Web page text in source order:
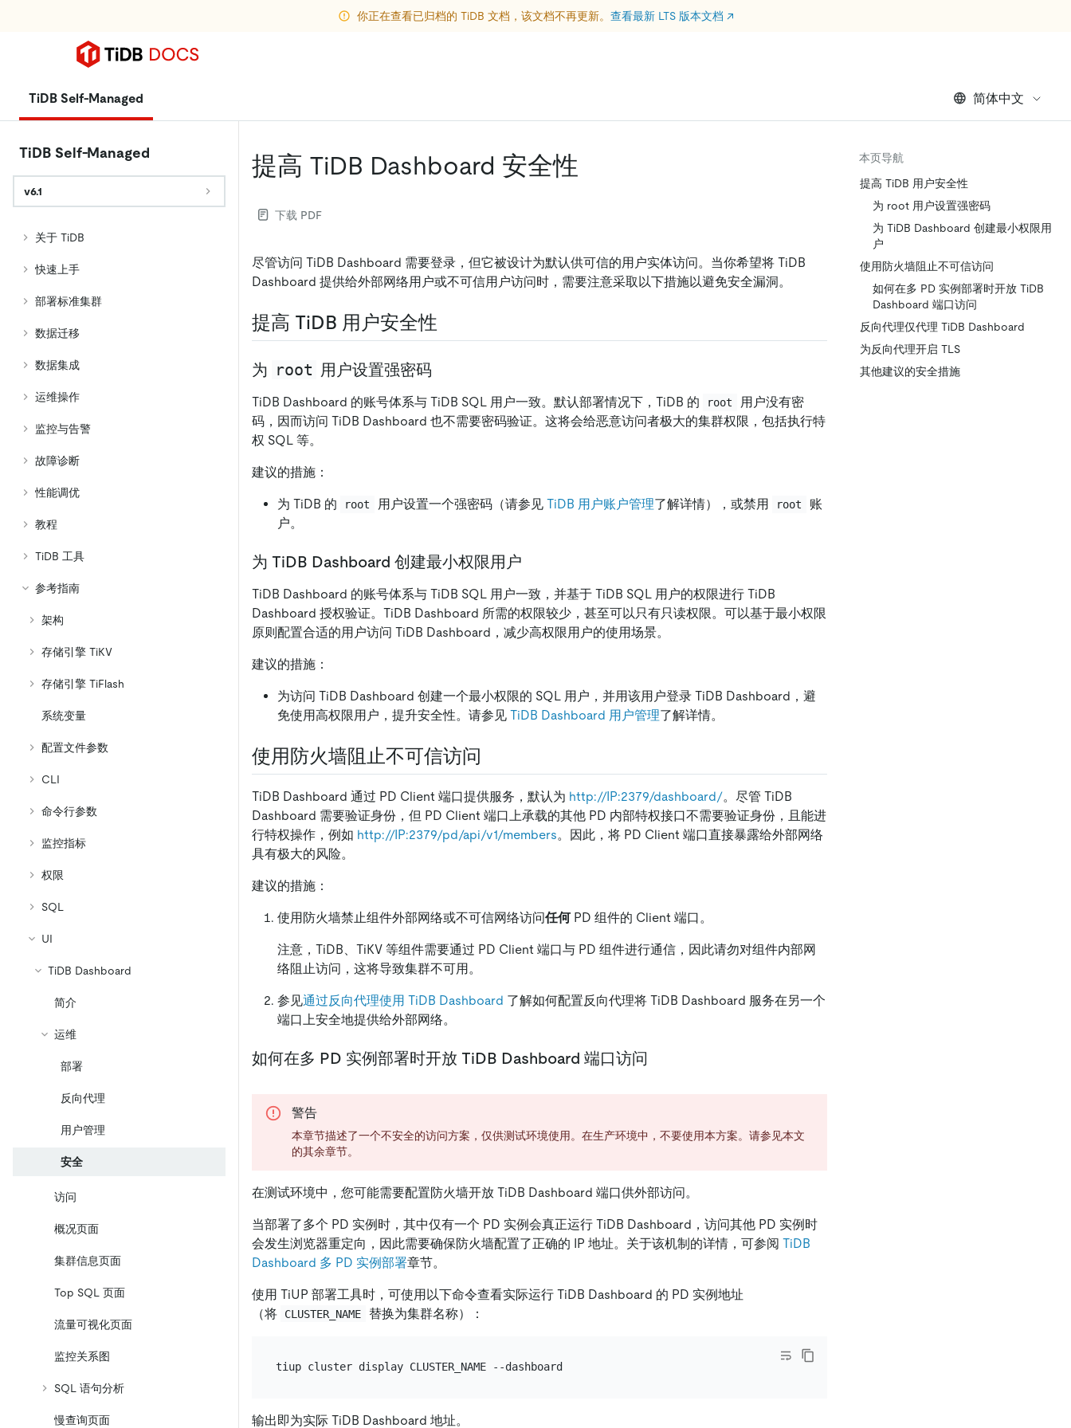
你正在查看已归档的 TiDB 文档，该文档不再更新。 查看最新 LTS 版本文档 ↗
TiDB Self-Managed 简体中文
TiDB Self-Managed
v6.1
关于 TiDB
快速上手
部署标准集群
数据迁移
数据集成
运维操作
监控与告警
故障诊断
性能调优
教程
TiDB 工具
参考指南
架构
存储引擎 TiKV
存储引擎 TiFlash
系统变量
配置文件参数
CLI
命令行参数
监控指标
权限
SQL
UI
TiDB Dashboard
简介
运维
部署
反向代理
用户管理
安全
访问
概况页面
集群信息页面
Top SQL 页面
流量可视化页面
监控关系图
SQL 语句分析
慢查询页面
提高 TiDB Dashboard 安全性
下载 PDF
尽管访问 TiDB Dashboard 需要登录，但它被设计为默认供可信的用户实体访问。当你希望将 TiDB
Dashboard 提供给外部网络用户或不可信用户访问时，需要注意采取以下措施以避免安全漏洞。
提高 TiDB 用户安全性
为 root 用户设置强密码
TiDB Dashboard 的账号体系与 TiDB SQL 用户一致。默认部署情况下，TiDB 的 root
用户没有密
码，因而访问 TiDB Dashboard 也不需要密码验证。这将会给恶意访问者极大的集群权限，包括执行特
权 SQL 等。
建议的措施：
为 TiDB 的 root 用户设置一个强密码（请参见 TiDB 用户账户管理了解详情），或禁用 root
账
户。
为 TiDB Dashboard 创建最小权限用户
TiDB Dashboard 的账号体系与 TiDB SQL 用户一致，并基于 TiDB SQL 用户的权限进行 TiDB
Dashboard 授权验证。TiDB Dashboard 所需的权限较少，甚至可以只有只读权限。可以基于最小权限
原则配置合适的用户访问 TiDB Dashboard，减少高权限用户的使用场景。
建议的措施：
为访问 TiDB Dashboard 创建一个最小权限的 SQL 用户，并用该用户登录 TiDB Dashboard，避
免使用高权限用户，提升安全性。请参见 TiDB Dashboard 用户管理了解详情。
使用防火墙阻止不可信访问
TiDB Dashboard 通过 PD Client 端口提供服务，默认为 http://IP:2379/dashboard/。尽管 TiDB
Dashboard 需要验证身份，但 PD Client 端口上承载的其他 PD 内部特权接口不需要验证身份，且能进
行特权操作，例如 http://IP:2379/pd/api/v1/members。因此，将 PD Client 端口直接暴露给外部网络
具有极大的风险。
建议的措施：
使用防火墙禁止组件外部网络或不可信网络访问任何PD 组件的 Client 端口。
注意，TiDB、TiKV 等组件需要通过 PD Client 端口与 PD 组件进行通信，因此请勿对组件内部网
络阻止访问，这将导致集群不可用。
参见通过反向代理使用 TiDB Dashboard 了解如何配置反向代理将 TiDB Dashboard 服务在另一个
端口上安全地提供给外部网络。
如何在多 PD 实例部署时开放 TiDB Dashboard 端口访问
警告
本章节描述了一个不安全的访问方案，仅供测试环境使用。在生产环境中，不要使用本方案。请参见本文
的其余章节。
在测试环境中，您可能需要配置防火墙开放 TiDB Dashboard 端口供外部访问。
当部署了多个 PD 实例时，其中仅有一个 PD 实例会真正运行 TiDB Dashboard，访问其他 PD 实例时
会发生浏览器重定向，因此需要确保防火墙配置了正确的 IP 地址。关于该机制的详情，可参阅 TiDB
Dashboard 多 PD 实例部署章节。
使用 TiUP 部署工具时，可使用以下命令查看实际运行 TiDB Dashboard 的 PD 实例地址
（将
CLUSTER_NAME 替换为集群名称）：
输出即为实际 TiDB Dashboard 地址。
本页导航
提高 TiDB 用户安全性
为 root 用户设置强密码
为 TiDB Dashboard 创建最小权限用
户
使用防火墙阻止不可信访问
如何在多 PD 实例部署时开放 TiDB
Dashboard 端口访问
反向代理仅代理 TiDB Dashboard
为反向代理开启 TLS
其他建议的安全措施